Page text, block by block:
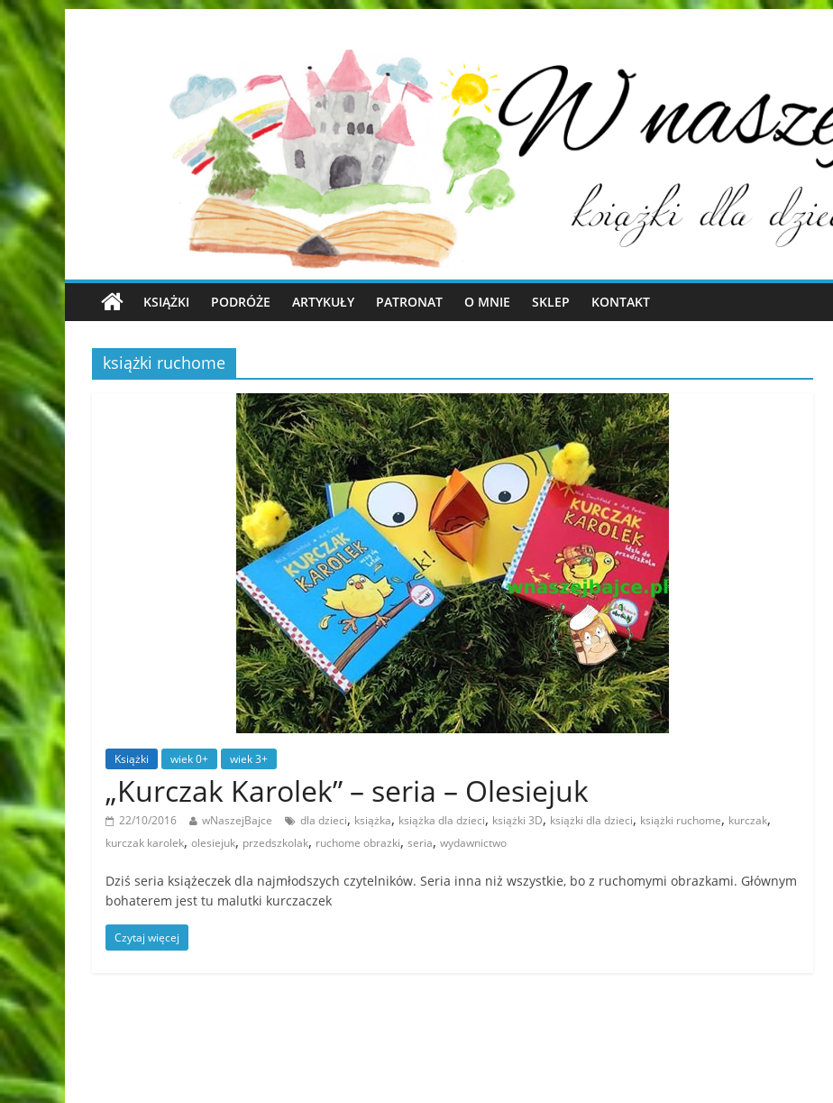
KSIĄŻKI PODRÓŻE ARTYKUŁY PATRONAT O MNIE SKLEP KONTAKT
książki ruchome
Książki wiek 0+ wiek 3+
„Kurczak Karolek” – seria – Olesiejuk
22/10/2016 wNaszejBajce dla dzieci, książka, książka dla dzieci, książki 3D, książki dla dzieci, książki ruchome, kurczak,
kurczak karolek, olesiejuk, przedszkolak, ruchome obrazki, seria, wydawnictwo
Dziś seria książeczek dla najmłodszych czytelników. Seria inna niż wszystkie, bo z ruchomymi obrazkami. Głównym
bohaterem jest tu malutki kurczaczek
Czytaj więcej